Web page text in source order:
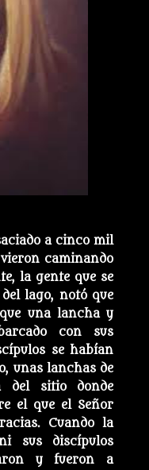
a cinco mil
caminando
la gente que se
lago, notó que
una lancha y
con sus
se habían
unas lanchas de
del sitio donde
el que el Señor
Cuando la
sus discípulos
y fueron a